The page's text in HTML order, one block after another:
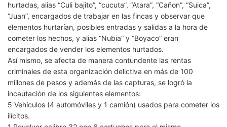
hurtadas, alias “Culi bajito”, “cucuta”, “Atara”, “Cañon”, “Suica”,
“Juan”, encargados de trabajar en las fincas y observar que
elementos hurtarían, posibles entradas y salidas a la hora de
cometer los hechos, y alias “Nubia” y “Boyaco” eran
encargados de vender los elementos hurtados.
Así mismo, se afecta de manera contundente las rentas
criminales de esta organización delictiva en más de 100
millones de pesos y además de las capturas, se logró la
incautación de los siguientes elementos:
5 Vehículos (4 automóviles y 1 camión) usados para cometer los
ilícitos.